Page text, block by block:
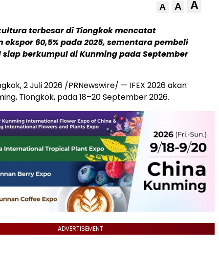
A A A
terbesar di Tiongkok mencatat
60,5% pada 2025, sementara pembeli
berkumpul di Kunming pada September
,2 Juli 2026 /PRNewswire/ — IFEX 2026 akan
Tiongkok, pada 18–20 September 2026.
ADVERTISEMENT